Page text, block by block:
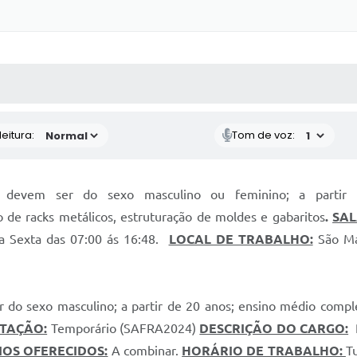
Tom de voz:
ser do sexo masculino ou feminino; a partir
de racks metálicos, estruturação de moldes e gabaritos.
Sexta das 07:00 ás 16:48. LOCAL DE TRABALHO:São
sexo masculino; a partir de 20 anos; ensino médio
Temporário (SAFRA2024) DESCRIÇÃO DO CARGO:
OFERECIDOS: A combinar. HORÁRIO DE TRABALHO: